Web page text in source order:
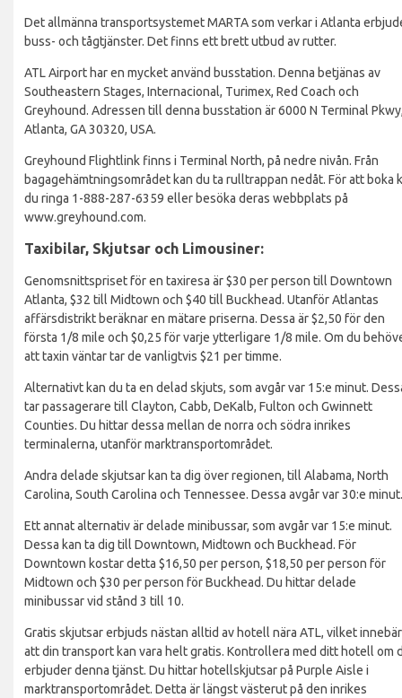
Det allmänna transportsystemet MARTA som verkar i Atlanta
buss- och tågtjänster. Det finns ett brett utbud av rutter.
ATL Airport har en mycket använd busstation. Denna betjänas av
Southeastern Stages, Internacional, Turimex, Red Coach och
Greyhound. Adressen till denna busstation är 6000 N Terminal
Atlanta, GA 30320, USA.
Greyhound Flightlink finns i Terminal North, på nedre nivån. Från
bagagehämtningsområdet kan du ta rulltrappan nedåt. För att boka
du ringa 1-888-287-6359 eller besöka deras webbplats på
www.greyhound.com.
Taxibilar, Skjutsar och Limousiner:
Genomsnittspriset för en taxiresa är $30 per person till Downtown
Atlanta, $32 till Midtown och $40 till Buckhead. Utanför Atlantas
affärsdistrikt beräknar en mätare priserna. Dessa är $2,50 för den
första 1/8 mile och $0,25 för varje ytterligare 1/8 mile. Om du
att taxin väntar tar de vanligtvis $21 per timme.
Alternativt kan du ta en delad skjuts, som avgår var 15:e minut.
tar passagerare till Clayton, Cabb, DeKalb, Fulton och Gwinnett
Counties. Du hittar dessa mellan de norra och södra inrikes
terminalerna, utanför marktransportområdet.
Andra delade skjutsar kan ta dig över regionen, till Alabama, North
Carolina, South Carolina och Tennessee. Dessa avgår var 30:e minut.
Ett annat alternativ är delade minibussar, som avgår var 15:e minut.
Dessa kan ta dig till Downtown, Midtown och Buckhead. För
Downtown kostar detta $16,50 per person, $18,50 per person för
Midtown och $30 per person för Buckhead. Du hittar delade
minibussar vid stånd 3 till 10.
Gratis skjutsar erbjuds nästan alltid av hotell nära ATL, vilket innebär
att din transport kan vara helt gratis. Kontrollera med ditt hotell om
erbjuder denna tjänst. Du hittar hotellskjutsar på Purple Aisle i
marktransportområdet. Detta är längst västerut på den inrikes